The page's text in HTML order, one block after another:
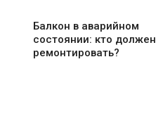
Балкон в аварийном
состоянии: кто должен
ремонтировать?